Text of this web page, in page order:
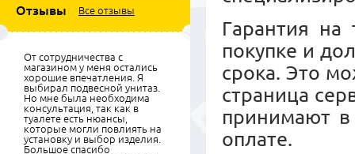
Гарантия на
покупке и
срока. Это
страница
принимают в
оплате.
Отзывы Все отзывы
От сотрудничества с
магазином у меня остались
хорошие впечатления. Я
выбирал подвесной унитаз.
Но мне была необходима
консультация, так как в
туалете есть нюансы,
которые могли повлиять на
установку и выбор изделия.
Большое спасибо